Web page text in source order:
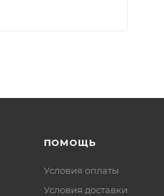
ПОМОЩЬ
Условия оплаты
Условия доставки